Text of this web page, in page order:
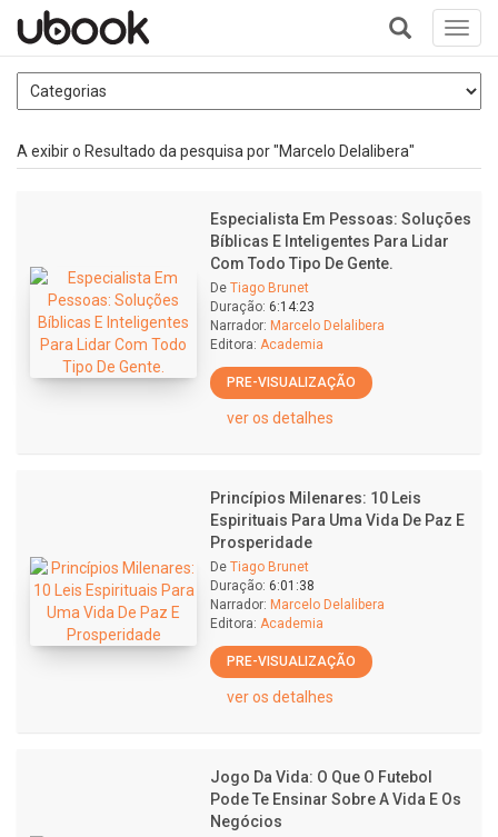
+
A exibir o Resultado da pesquisa por "Marcelo Delalibera"
Especialista Em Pessoas: Soluções
Bíblicas E Inteligentes Para Lidar
Com Todo Tipo De Gente.
De Tiago Brunet
Duração: 6:14:23
Narrador: Marcelo Delalibera
Editora: Academia
PRE-VISUALIZAÇÃO
ver os detalhes
Princípios Milenares: 10 Leis
Espirituais Para Uma Vida De Paz E
Prosperidade
De Tiago Brunet
Duração: 6:01:38
Narrador: Marcelo Delalibera
Editora: Academia
PRE-VISUALIZAÇÃO
ver os detalhes
Jogo Da Vida: O Que O Futebol
Pode Te Ensinar Sobre A Vida E Os
Negócios